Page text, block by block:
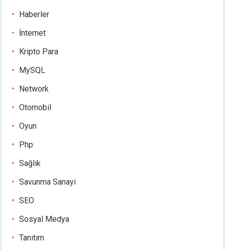
Haberler
İnternet
Kripto Para
MySQL
Network
Otomobil
Oyun
Php
Sağlık
Savunma Sanayi
SEO
Sosyal Medya
Tanıtım